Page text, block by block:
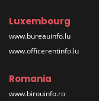
Luxembourg
www.bureauinfo.lu
www.officerentinfo.lu
Romania
www.birouinfo.ro